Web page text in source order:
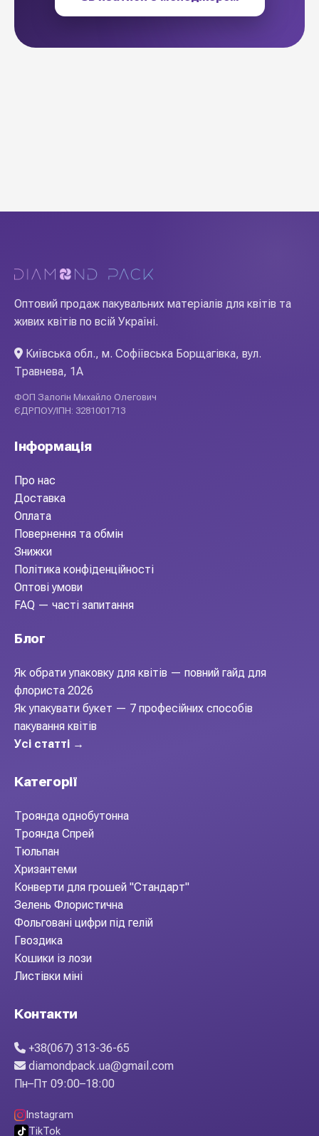
Оптовий продаж пакувальних матеріалів для квітів та
живих квітів по всій Україні.
Київська обл., м. Софіївська Борщагівка, вул.
Травнева, 1А
ФОП Залогін Михайло Олегович
ЄДРПОУ/ІПН: 3281001713
Інформація
Про нас
Доставка
Оплата
Повернення та обмін
Знижки
Політика конфіденційності
Оптові умови
FAQ — часті запитання
Блог
Як обрати упаковку для квітів — повний гайд для
флориста 2026
Як упакувати букет — 7 професійних способів
пакування квітів
Усі статті →
Категорії
Троянда однобутонна
Троянда Спрей
Тюльпан
Хризантеми
Конверти для грошей "Стандарт"
Зелень Флористична
Фольговані цифри під гелій
Гвоздика
Кошики із лози
Листівки міні
Контакти
+38(067) 313-36-65
diamondpack.ua@gmail.com
Пн–Пт 09:00–18:00
Instagram
TikTok